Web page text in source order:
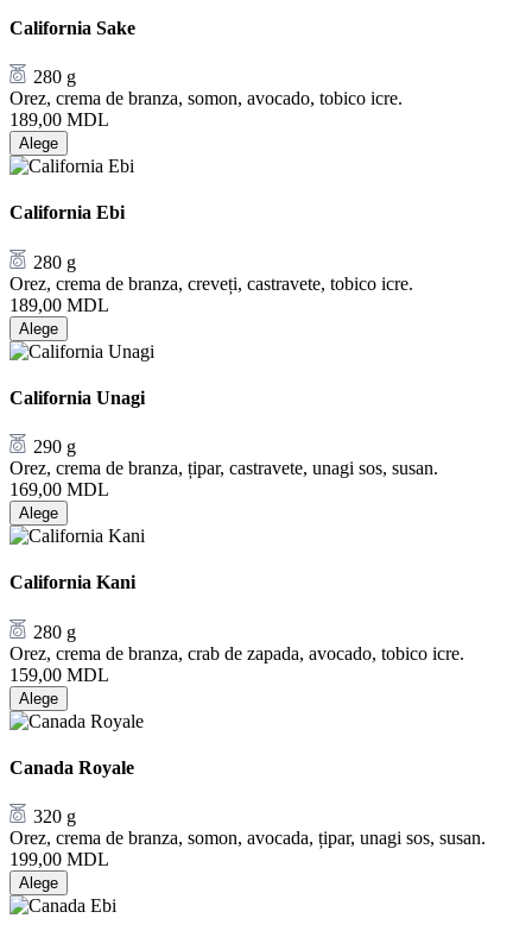
California Sake
280 g
Orez, crema de branza, somon, avocado, tobico icre.
189,00 MDL
Alege
California Ebi
280 g
Orez, crema de branza, creveți, castravete, tobico icre.
189,00 MDL
Alege
California Unagi
290 g
Orez, crema de branza, țipar, castravete, unagi sos, susan.
169,00 MDL
Alege
California Kani
280 g
Orez, crema de branza, crab de zapada, avocado, tobico icre.
159,00 MDL
Alege
Canada Royale
320 g
Orez, crema de branza, somon, avocada, țipar, unagi sos, susan.
199,00 MDL
Alege